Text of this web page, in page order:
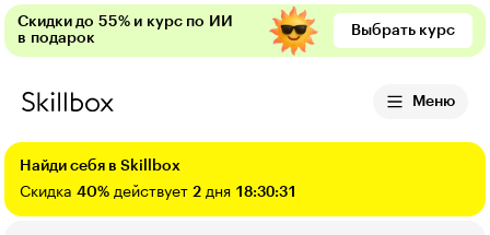
Скидки до 55% и курс по ИИ
в подарок
Выбрать курс
Меню
Найди себя в Skillbox
Скидка 40% действует 2 дня 18:30:30